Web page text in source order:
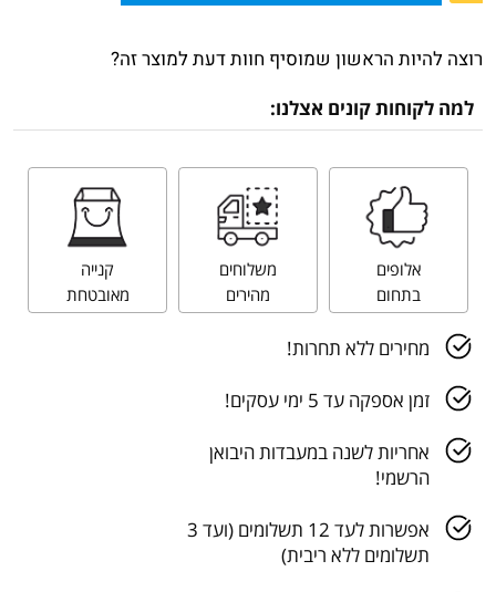
רוצה להיות הראשון שמוסיף חוות דעת למוצר זה?
למה לקוחות קונים אצלנו:
אלופים
בתחום
משלוחים
מהירים
קנייה
מאובטחת
מחירים ללא תחרות!
זמן אספקה עד 5 ימי עסקים!
אחריות לשנה במעבדות היבואן
הרשמי!
אפשרות לעד 12 תשלומים (ועד 3
תשלומים ללא ריבית)